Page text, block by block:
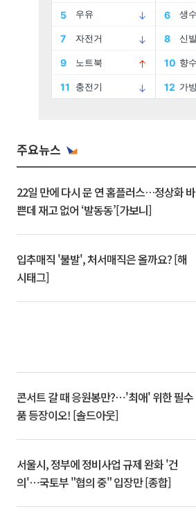
주요뉴스
22일 만에 다시 문 연 홈플러스…정상화 바
쁜데 재고 없어 ‘발동동’[가보니]
입추매직 '불발', 처서매직은 올까요? [해
시태그]
콘서트 갈 때 응원봉만?⋯'최애' 위한 필수
품 등장이오! [솔드아웃]
서울시, 정부에 정비사업 규제 완화 '건
의'⋯국토부 "협의 중" 입장만 [종합]